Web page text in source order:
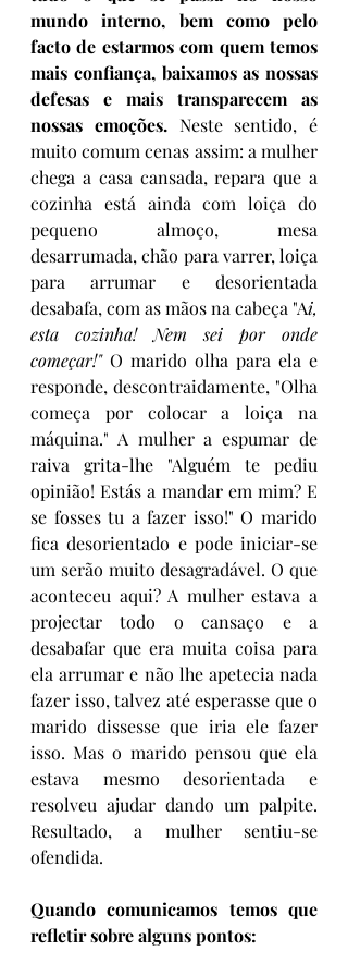
mundo interno, bem como pelo
facto de estarmos com quem temos
mais confiança, baixamos as nossas
defesas e mais transparecem as
nossas emoções. Neste sentido, é
muito comum cenas assim: a mulher
chega a casa cansada, repara que a
cozinha está ainda com loiça do
pequeno almoço, mesa
desarrumada, chão para varrer, loiça
para arrumar e desorientada
desabafa, com as mãos na cabeça "Ai,
esta cozinha! Nem sei por onde
começar!" O marido olha para ela e
responde, descontraidamente, "Olha
começa por colocar a loiça na
máquina." A mulher a espumar de
raiva grita-lhe "Alguém te pediu
opinião! Estás a mandar em mim? E
se fosses tu a fazer isso!" O marido
fica desorientado e pode iniciar-se
um serão muito desagradável. O que
aconteceu aqui? A mulher estava a
projectar todo o cansaço e a
desabafar que era muita coisa para
ela arrumar e não lhe apetecia nada
fazer isso, talvez até esperasse que o
marido dissesse que iria ele fazer
isso. Mas o marido pensou que ela
estava mesmo desorientada e
resolveu ajudar dando um palpite.
Resultado, a mulher sentiu-se
ofendida.
Quando comunicamos temos que
refletir sobre alguns pontos: